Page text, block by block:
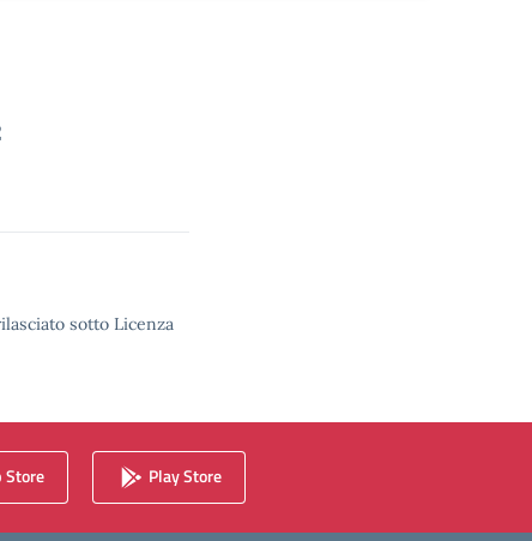
sotto Licenza
Store Play Store